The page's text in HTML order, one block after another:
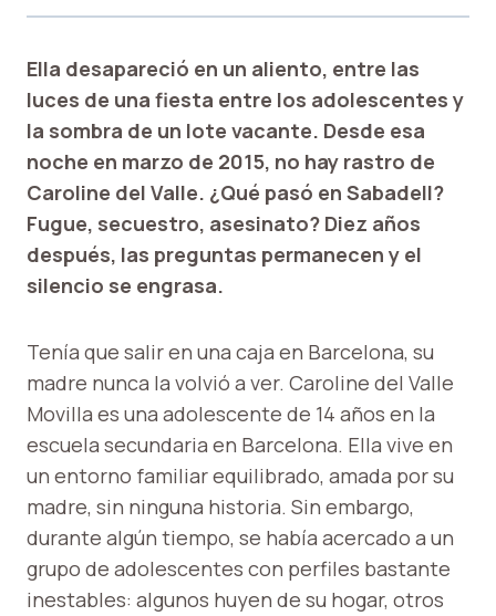
Ella desapareció en un aliento, entre las
luces de una fiesta entre los adolescentes y
la sombra de un lote vacante. Desde esa
noche en marzo de 2015, no hay rastro de
Caroline del Valle. ¿Qué pasó en Sabadell?
Fugue, secuestro, asesinato? Diez años
después, las preguntas permanecen y el
silencio se engrasa.
Tenía que salir en una caja en Barcelona, su
madre nunca la volvió a ver. Caroline del Valle
Movilla es una adolescente de 14 años en la
escuela secundaria en Barcelona. Ella vive en
un entorno familiar equilibrado, amada por su
madre, sin ninguna historia. Sin embargo,
durante algún tiempo, se había acercado a un
grupo de adolescentes con perfiles bastante
inestables: algunos huyen de su hogar, otros